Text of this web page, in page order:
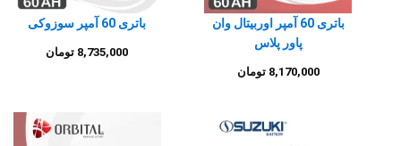
باتری 60 آمپر اوربیتال وان
پاور پلاس
8,170,000 تومان
باتری 60 آمپر سوزوکی
8,735,000 تومان